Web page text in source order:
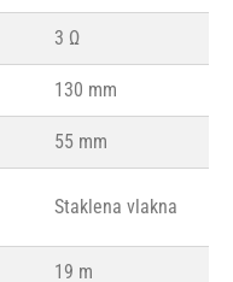
3 Ω
130 mm
55 mm
Staklena vlakna
19 m